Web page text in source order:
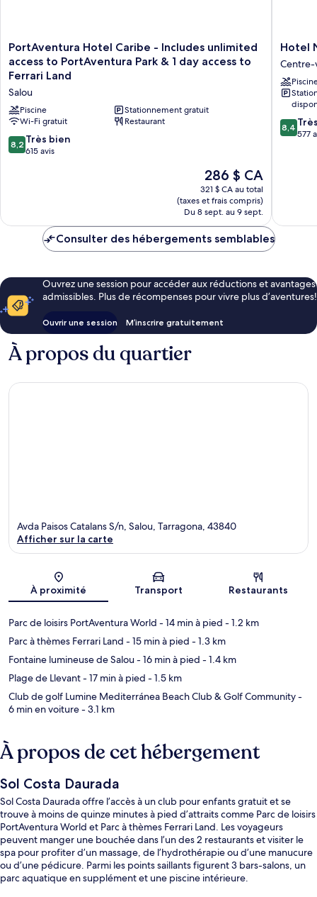
PortAventura
Hotel
Caribe
-
Includes
unlimited
access
to
PortAventura
to
PortAventura Hotel Caribe - Includes unlimited
access to PortAventura Park & 1 day access to
Ferrari Land
Salou
Piscine
Stationnement gratuit
Wi-Fi gratuit
Restaurant
8.2
sur
8,2 Très bien
615 avis
Le
prix
est
de
286 $ CA
286 $ CA
321 $ CA au total
(taxes et frais compris)
Du 8 sept. au 9 sept.
Hotel
Num
Centre-
ville
de
Salou
Hotel
Centre-
8.4
sur
8,4
577
Consulter des hébergements semblables
Ouvrez une session pour accéder aux réductions et avantages
admissibles. Plus de récompenses pour vivre plus d’aventures!
Ouvrir une session M’inscrire gratuitement
À propos du quartier
Carte
Avda Paisos Catalans S/n, Salou, Tarragona, 43840
Afficher sur la carte
À proximité Transport Restaurants
Parc de loisirs PortAventura World - 14 min à pied - 1.2 km
Parc à thèmes Ferrari Land - 15 min à pied - 1.3 km
Fontaine lumineuse de Salou- 16 min à pied - 1.4 km
Plage de Llevant- 17 min à pied - 1.5 km
Club de golf Lumine Mediterránea Beach Club & Golf Community-
6 min en voiture- 3.1 km
À propos de cet hébergement
Sol Costa Daurada
Sol Costa Daurada offre l’accès à un club pour enfants gratuit et se
trouve à moins de quinze minutes à pied d’attraits comme Parc de loisirs
PortAventura World et Parc à thèmes Ferrari Land. Les voyageurs
peuvent manger une bouchée dans l’un des 2 restaurants et visiter le
spa pour profiter d’un massage, de l’hydrothérapie ou d’une manucure
ou d’une pédicure. Parmi les points saillants figurent 3 bars-salons, un
parc aquatique en supplément et une piscine intérieure.